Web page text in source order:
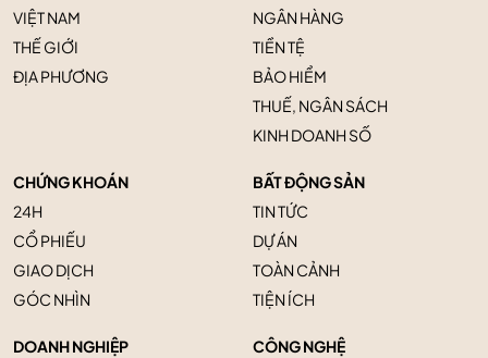
VIỆT NAM
THẾ GIỚI
ĐỊA PHƯƠNG
NGÂN HÀNG
TIỀN TỆ
BẢO HIỂM
THUẾ, NGÂN SÁCH
KINH DOANH SỐ
CHỨNG KHOÁN
24H
CỔ PHIẾU
GIAO DỊCH
GÓC NHÌN
BẤT ĐỘNG SẢN
TIN TỨC
DỰ ÁN
TOÀN CẢNH
TIỆN ÍCH
DOANH NGHIỆP
CÔNG NGHỆ